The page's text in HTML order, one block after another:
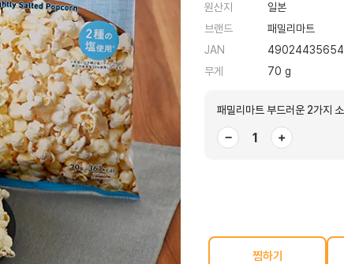
원산지
일본
브랜드
패밀리마트
JAN
무게
70 g
패밀리마트 부드러운 2가지
− +
찜하기